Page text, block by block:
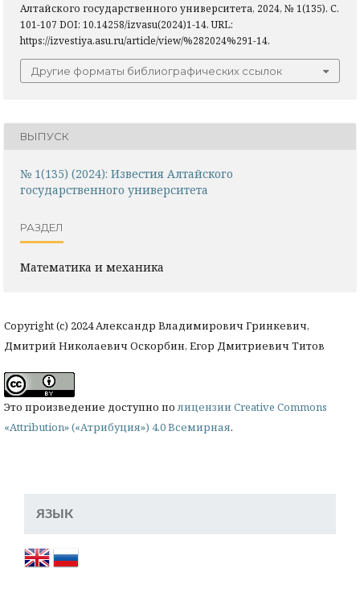
Алтайского государственного университета, 2024, № 1(135). С.
101-107 DOI: 10.14258/izvasu(2024)1-14. URL:
https://izvestiya.asu.ru/article/view/%282024%291-14.
Другие форматы библиографических ссылок
ВЫПУСК
№ 1(135) (2024): Известия Алтайского
государственного университета
РАЗДЕЛ
Математика и механика
Copyright (c) 2024 Александр Владимирович Гринкевич,
Дмитрий Николаевич Оскорбин, Егор Дмитриевич Титов
Это произведение доступно полицензии Creative Commons
«Attribution» («Атрибуция») 4.0 Всемирная.
ЯЗЫК